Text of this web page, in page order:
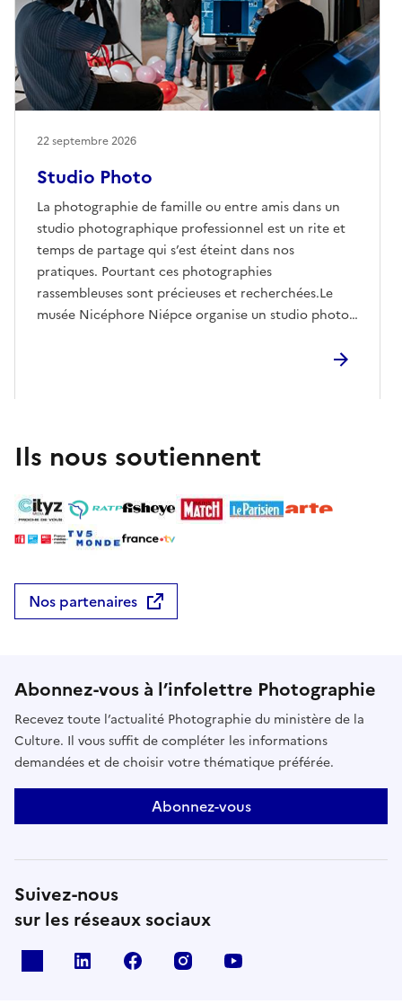
Studio Photo
La photographie de famille ou entre amis dans un
studio photographique professionnel est un rite et
temps de partage qui s’est éteint dans nos
pratiques. Pourtant ces photographies
rassembleuses sont précieuses et recherchées.Le
musée Nicéphore Niépce organise un studio photo
Hospitalier William Morey à Chalon-sur-Saône. Un
studio est gratuit, sur réservation à
communication.wm@ch-chalon71.fr.D'autres studios
communes du Grand Chalon, seront proposés au fil
des mois du Bicentenaire de la Photographie.
Retrouvez d'autres dates sur cet agenda ou sur le
mailcommunication.wm@ch-chalon71.fr
22 septembre 2026
Ils nous soutiennent
Nos partenaires
Abonnez-vous à l’infolettre Photographie
Recevez toute l’actualité Photographie du ministère de la
Culture. Il vous suffit de compléter les informations
demandées et de choisir votre thématique préférée.
Abonnez-vous
Suivez-nous
sur les réseaux sociaux
Linkedin Facebook Instagram